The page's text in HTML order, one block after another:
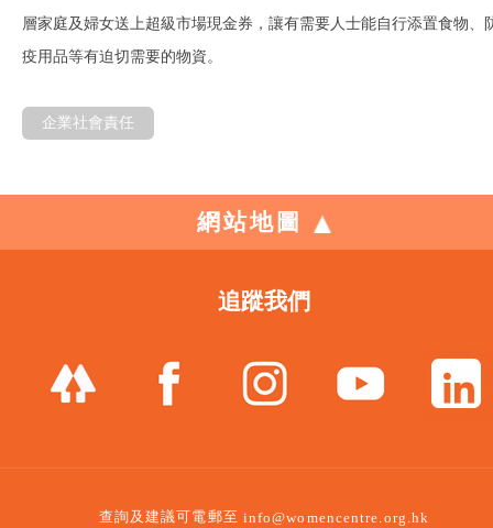
層家庭及婦女送上超級市場現金券，讓有需要人士能自行添置食物、
疫用品等有迫切需要的物資。
企業社會責任
網站地圖
追蹤我們
查詢及建議可電郵至 info@womencentre.org.hk